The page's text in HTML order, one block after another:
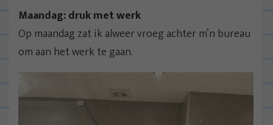
Maandag: druk met werk
Op maandag zat ik alweer vroeg achter m’n bureau
om aan het werk te gaan.